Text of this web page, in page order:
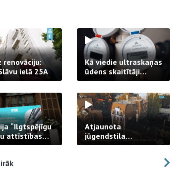
renovāciju:
ielā 25A
Kā viedie ultraskaņas
ūdens skaitītāji
strādā praksē
“Ilgtspējīgu
attīstības
Atjaunota
jūgendstila
arhitektūras pērles